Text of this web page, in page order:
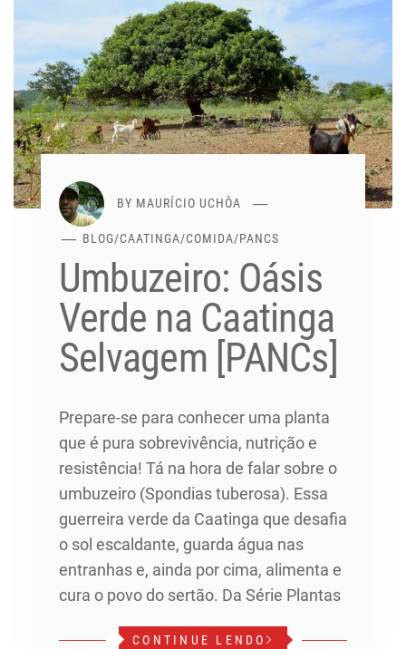
BY MAURÍCIO UCHÔA
BLOG/CAATINGA/COMIDA/PANCS
Umbuzeiro: Oásis
Verde na Caatinga
Selvagem [PANCs]
Prepare-se para conhecer uma planta
que é pura sobrevivência, nutrição e
resistência! Tá na hora de falar sobre o
umbuzeiro (Spondias tuberosa). Essa
guerreira verde da Caatinga que desafia
o sol escaldante, guarda água nas
entranhas e, ainda por cima, alimenta e
cura o povo do sertão. Da Série Plantas
CONTINUE LENDO